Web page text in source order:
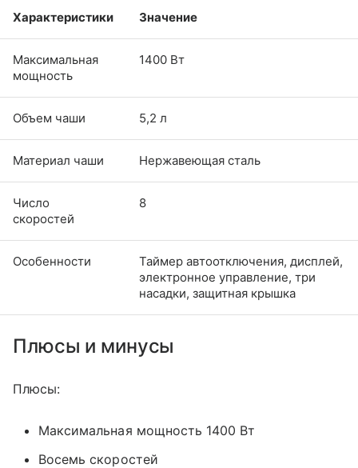
Характеристики Значение
Максимальная
мощность
1400 Вт
Объем чаши 5,2 л
Материал чаши Нержавеющая сталь
Число
скоростей
8
Особенности
Таймер автоотключения, дисплей,
электронное управление, три
насадки, защитная крышка
Плюсы и минусы
Плюсы:
Максимальная мощность 1400 Вт
Восемь скоростей